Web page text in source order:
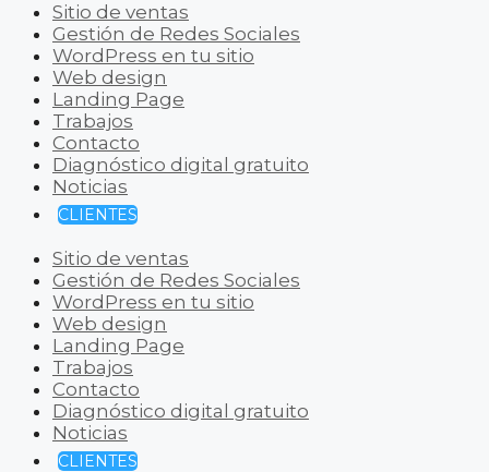
Sitio de ventas
Gestión de Redes Sociales
WordPress en tu sitio
Web design
Landing Page
Trabajos
Contacto
Diagnóstico digital gratuito
Noticias
CLIENTES
Sitio de ventas
Gestión de Redes Sociales
WordPress en tu sitio
Web design
Landing Page
Trabajos
Contacto
Diagnóstico digital gratuito
Noticias
CLIENTES